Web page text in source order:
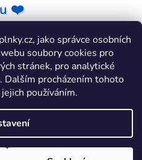
jako správce osobních
soubory cookies pro
stránek, pro analytické
Dalším procházením tohoto
používáním.
❤️